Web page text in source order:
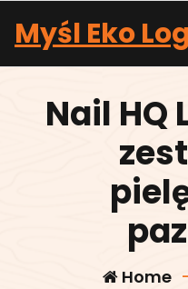
content
Myśl Eko
Nail HQ
Home-